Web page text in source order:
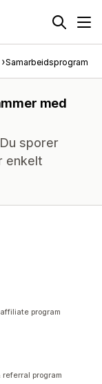
Samarbeidsprogram
med
sporer
enkelt
program
program